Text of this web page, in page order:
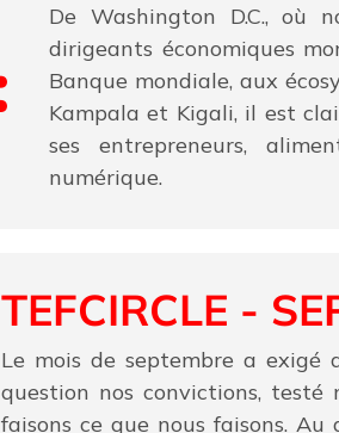
De Washington D.C., où
dirigeants économiques
Banque mondiale, aux
Kampala et Kigali, il est
ses entrepreneurs,
numérique.
TEFCIRCLE -
Le mois de septembre a
question nos convictions,
faisons ce que nous faisons.